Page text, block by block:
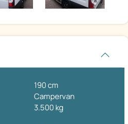
190 cm
Campervan
3.500 kg